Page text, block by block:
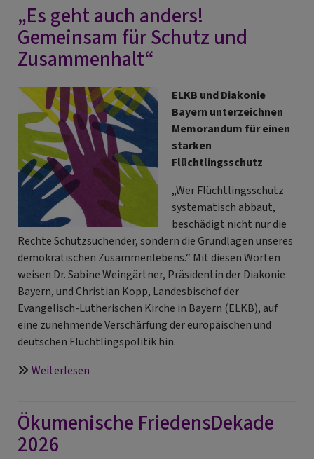
Vertrauen.“
Gemeinsame
Erklärung
des
Religion
und
Integration“
„Es geht auch anders!
Gemeinsam für Schutz und
Zusammenhalt“
ELKB und Diakonie
Bayern unterzeichnen
Memorandum für einen
starken
Flüchtlingsschutz
„Wer Flüchtlingsschutz
systematisch abbaut,
beschädigt nicht nur die
Rechte Schutzsuchender, sondern die Grundlagen unseres
demokratischen Zusammenlebens.“ Mit diesen Worten
weisen Dr. Sabine Weingärtner, Präsidentin der Diakonie
Bayern, und Christian Kopp, Landesbischof der
Evangelisch-Lutherischen Kirche in Bayern (ELKB), auf
eine zunehmende Verschärfung der europäischen und
deutschen Flüchtlingspolitik hin.
Weiterlesen
auch
Ökumenische FriedensDekade
2026